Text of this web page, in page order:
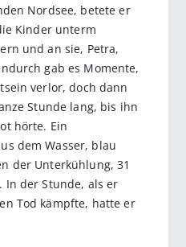
Nordsee, betete er
Kinder unterm
und an sie, Petra,
gab es Momente,
verlor, doch dann
Stunde lang, bis ihn
hörte. Ein
dem Wasser, blau
der Unterkühlung, 31
In der Stunde, als er
Tod kämpfte, hatte er